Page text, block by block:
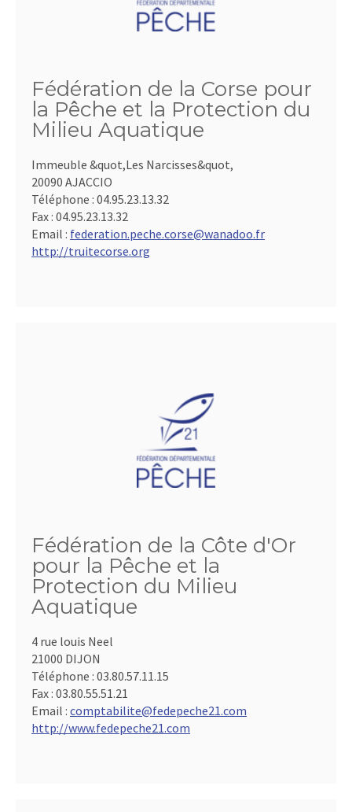
Fédération de la Corse pour
la Pêche et la Protection du
Milieu Aquatique
Immeuble &quot,Les Narcisses&quot,
20090 AJACCIO
Téléphone : 04.95.23.13.32
Fax : 04.95.23.13.32
Email : federation.peche.corse@wanadoo.fr
http://truitecorse.org
Fédération de la Côte d'Or
pour la Pêche et la
Protection du Milieu
Aquatique
4 rue louis Neel
21000 DIJON
Téléphone : 03.80.57.11.15
Fax : 03.80.55.51.21
Email : comptabilite@fedepeche21.com
http://www.fedepeche21.com